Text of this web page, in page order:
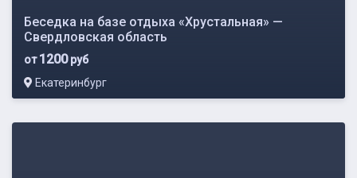
Беседка на базе отдыха «Хрустальная» —
Свердловская область
от1200руб
Екатеринбург